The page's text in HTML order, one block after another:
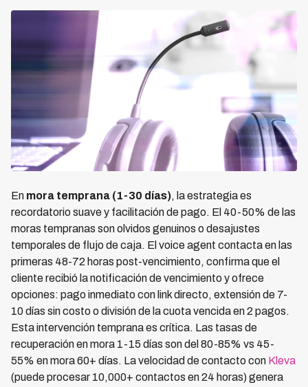
En mora temprana (1-30 días), la estrategia es
recordatorio suave y facilitación de pago. El 40-50% de las
moras tempranas son olvidos genuinos o desajustes
temporales de flujo de caja. El voice agent contacta en las
primeras 48-72 horas post-vencimiento, confirma que el
cliente recibió la notificación de vencimiento y ofrece
opciones: pago inmediato con link directo, extensión de 7-
10 días sin costo o división de la cuota vencida en 2 pagos.
Esta intervención temprana es crítica. Las tasas de
recuperación en mora 1-15 días son del 80-85% vs 45-
55% en mora 60+ días. La velocidad de contacto con Kleva
(puede procesar 10,000+ contactos en 24 horas) genera